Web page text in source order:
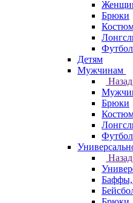
Брюки
Детям
Мужчинам
Назад
Брюки
Назад